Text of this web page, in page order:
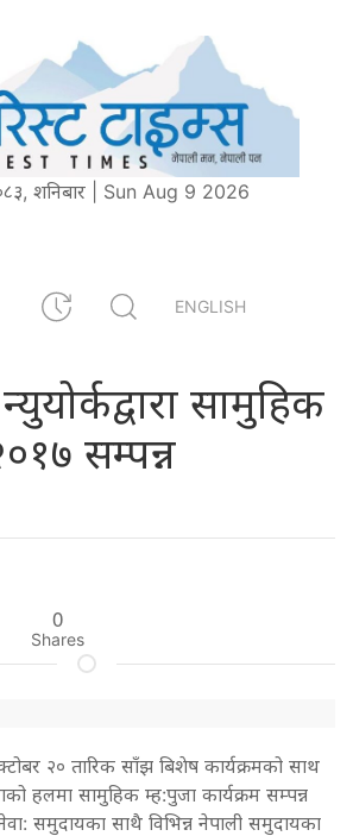
शनिबार | Sun Aug 9 2026
ENGLISH
सामुहिक
सम्पन्न
0
Shares
२० तारिक साँझ बिशेष कार्यक्रमको साथ
हलमा सामुहिक म्ह:पुजा कार्यक्रम सम्पन्न
समुदायका साथै विभिन्न नेपाली समुदायका